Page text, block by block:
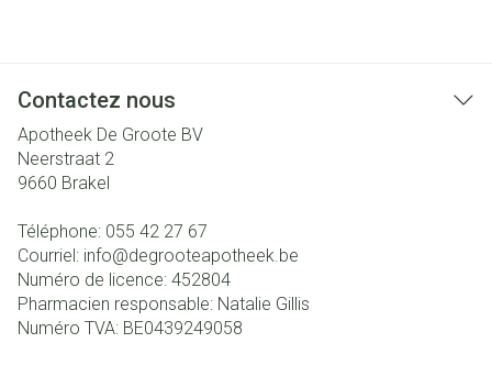
Contactez nous
Apotheek De Groote BV
Neerstraat 2
9660 Brakel
Téléphone: 055 42 27 67
Courriel: info@degrooteapotheek.be
Numéro de licence: 452804
Pharmacien responsable: Natalie Gillis
Numéro TVA: BE0439249058